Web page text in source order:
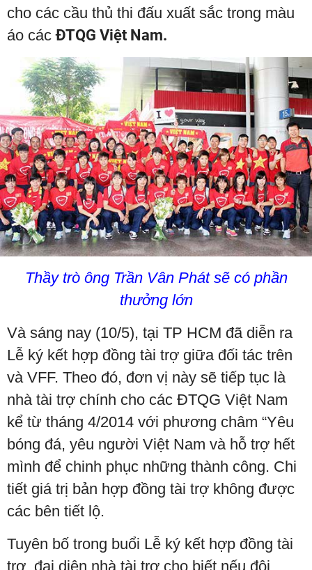
cho các cầu thủ thi đấu xuất sắc trong màu
áo cácĐTQG Việt Nam.
Thầy trò ông Trần Vân Phát sẽ có phần
thưởng lớn
Và sáng nay (10/5), tại TP HCM đã diễn ra
Lễ ký kết hợp đồng tài trợ giữa đối tác trên
và VFF. Theo đó, đơn vị này sẽ tiếp tục là
nhà tài trợ chính cho các ĐTQG Việt Nam
kể từ tháng 4/2014 với phương châm “Yêu
bóng đá, yêu người Việt Nam và hỗ trợ hết
mình để chinh phục những thành công. Chi
tiết giá trị bản hợp đồng tài trợ không được
các bên tiết lộ.
Tuyên bố trong buổi Lễ ký kết hợp đồng tài
trợ, đại diện nhà tài trợ cho biết nếu đội